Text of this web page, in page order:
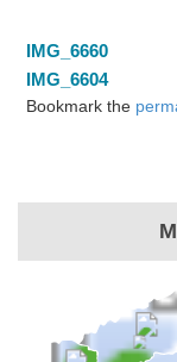
IMG_6660
IMG_6604
Bookmark the